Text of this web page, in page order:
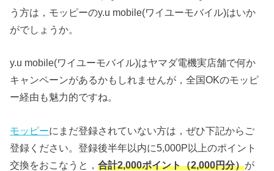
う方は，モッピーのy.u mobile(ワイユーモバイル)はいか
がでしょうか。
y.u mobile(ワイユーモバイル)はヤマダ電機実店舗で何か
キャンペーンがあるかもしれませんが，全国OKのモッピ
ー経由も魅力的ですね。
モッピーにまだ登録されていない方は，ぜひ下記からご
登録ください。登録後半年以内に5,000P以上のポイント
交換をおこなうと，合計2,000ポイント（2,000円分）が